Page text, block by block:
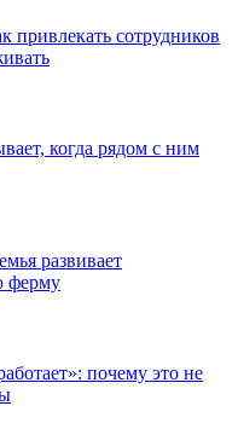
привлекать сотрудников
когда рядом с ним
развивает
ферму
почему это не